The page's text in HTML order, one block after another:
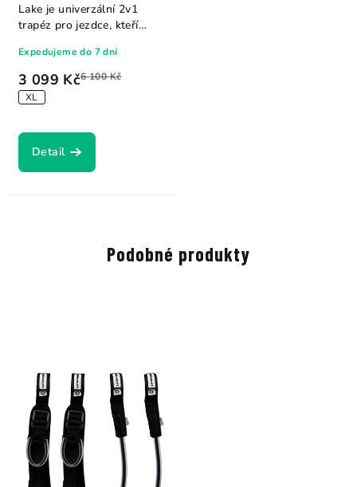
3 099 Kč6 100 Kč
XL
Expedujeme do 7 dní
Detail
Lake je univerzální 2v1
trapéz pro jezdce, kteří
Podobné produkty